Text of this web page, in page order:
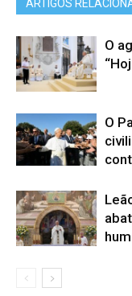
ARTIGOS
O
O